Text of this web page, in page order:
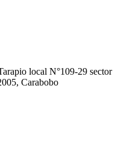
local N°109-29 sector
Carabobo